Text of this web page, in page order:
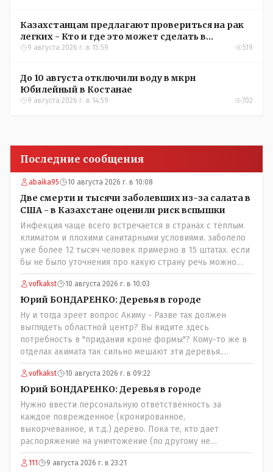
Казахстанцам предлагают провериться на рак
легких - Кто и где это может сделать в
Костанайской области
9 августа 2026 г. в 15:59 519
До 10 августа отключили воду в мкрн
Юбилейный в Костанае
9 августа 2026 г. в 14:59 702
Последние сообщения
abaika95 10 августа 2026 г. в 10:08
Две смерти и тысячи заболевших из-за салата в
США - в Казахстане оценили риск вспышки
Инфекция чаще всего встречается в странах с тёплым
климатом и плохими санитарными условиями. заболело
уже более 12 тысяч человек примерно в 15 штатах. если
бы не было уточнения про какую страну речь можно
было подумать про штаты индии или бразилии))
vofkakst 10 августа 2026 г. в 10:03
Юрий БОНДАРЕНКО: Деревья в городе
Ну и тогда зреет вопрос Акиму - Разве так должен
выглядеть областной центр? Вы видите здесь
потребность в "придании кроне формы"? Кому-то же в
отделах акимата так сильно мешают эти деревья.
Наведите уже порядок! Приструните этих лесорубов!
vofkakst 10 августа 2026 г. в 09:22
Юрий БОНДАРЕНКО: Деревья в городе
Нужно ввести персональную ответственность за
каждое поврежденное (кронированное,
выкорчеванное, и т.д.) дерево. Пока те, кто дает
распоряжение на уничтожение (по другому не
назовешь) зеленого массива города продолжают
безнаказанно раздавать такие поручения - толку не
111 9 августа 2026 г. в 23:21